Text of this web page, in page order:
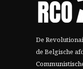
De
de Belgische